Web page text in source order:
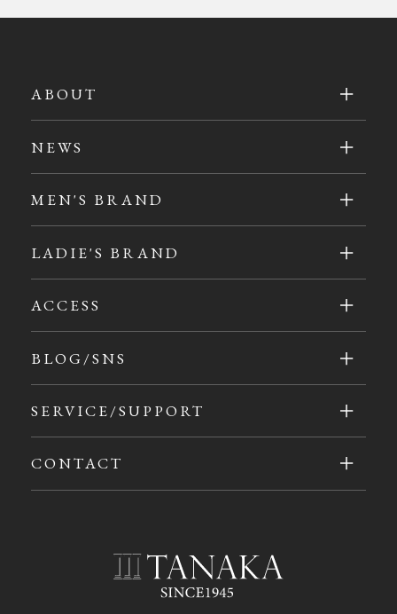
ABOUT
NEWS
MEN'S BRAND
LADIE'S BRAND
ACCESS
BLOG/SNS
SERVICE/SUPPORT
CONTACT